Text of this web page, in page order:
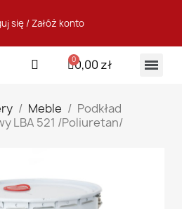
się / Załóż konto
0,00 zł
Meble
Podkład
LBA 521 /Poliuretan/